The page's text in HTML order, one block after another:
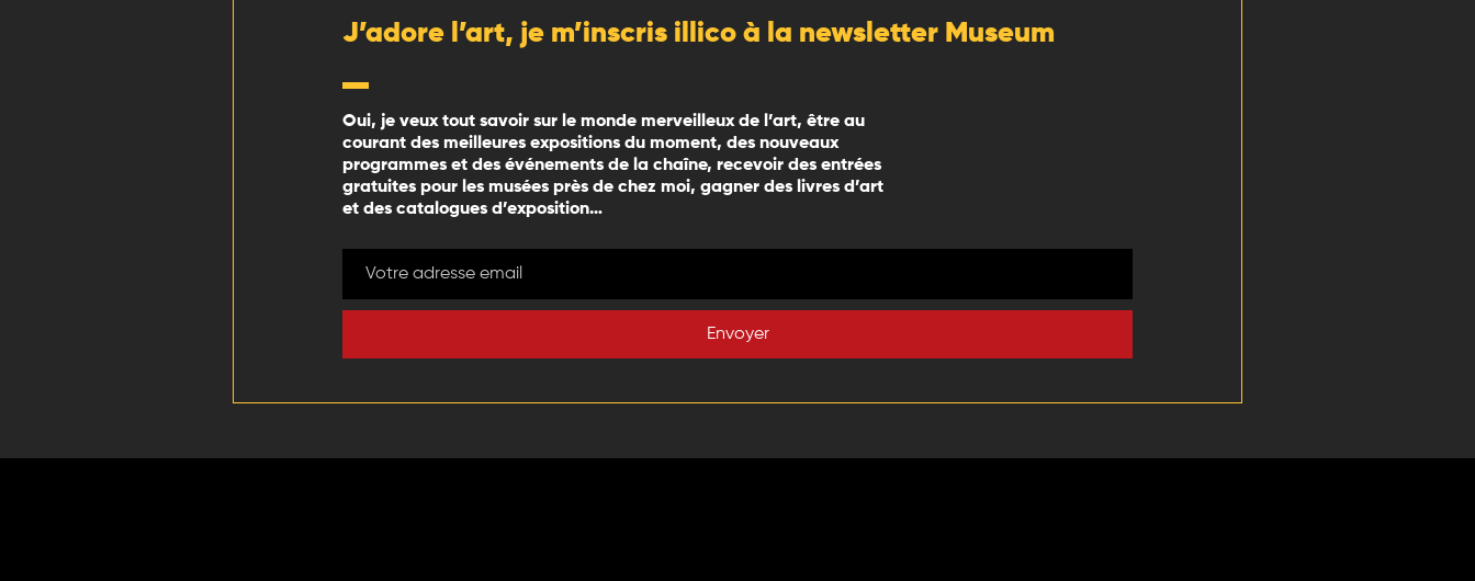
J’adore l’art, je m’inscris illico à la newsletter Museum
Oui, je veux tout savoir sur le monde merveilleux de l’art, être au
courant des meilleures expositions du moment, des nouveaux
programmes et des événements de la chaîne, recevoir des entrées
gratuites pour les musées près de chez moi, gagner des livres d’art
et des catalogues d’exposition…
Envoyer